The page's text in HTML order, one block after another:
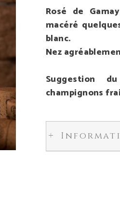
Rosé de
macéré
blanc.
Nez
Suggestion
champignons